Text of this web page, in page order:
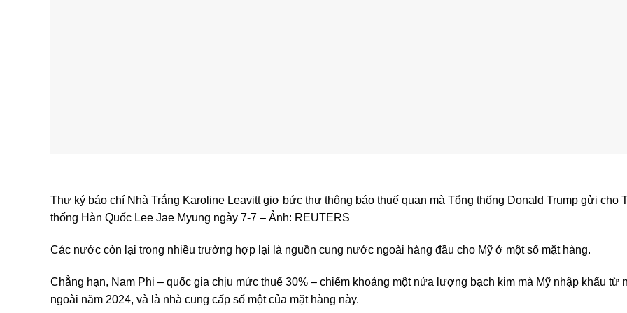
Thư ký báo chí Nhà Trắng Karoline Leavitt giơ bức thư thông báo thuế quan mà Tổng thống Donald Trump gửi cho
thống Hàn Quốc Lee Jae Myung ngày 7-7 – Ảnh: REUTERS
Các nước còn lại trong nhiều trường hợp lại là nguồn cung nước ngoài hàng đầu cho Mỹ ở một số mặt hàng.
Chẳng hạn, Nam Phi – quốc gia chịu mức thuế 30% – chiếm khoảng một nửa lượng bạch kim mà Mỹ nhập khẩu từ
ngoài năm 2024, và là nhà cung cấp số một của mặt hàng này.